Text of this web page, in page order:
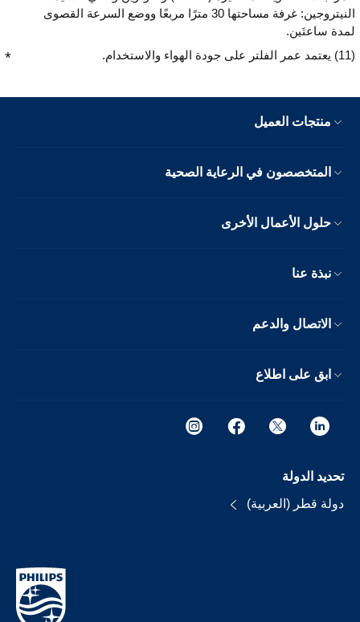
النيتروجين: غرفة مساحتها 30 مترًا مربعًا ووضع السرعة القصوى
لمدة ساعتَين.
(11) يعتمد عمر الفلتر على جودة الهواء والاستخدام.
منتجات العميل
المتخصصون في الرعاية الصحية
حلول الأعمال الأخرى
نبذة عنا
الاتصال والدعم
ابق على اطلاع
تحديد الدولة
دولة قطر (العربية)